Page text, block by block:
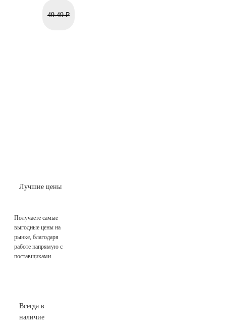
49.49 ₽
Лучшие цены
Получаете самые
выгодные цены на
рынке, благодаря
работе напрямую с
поставщиками
Всегда в
наличие